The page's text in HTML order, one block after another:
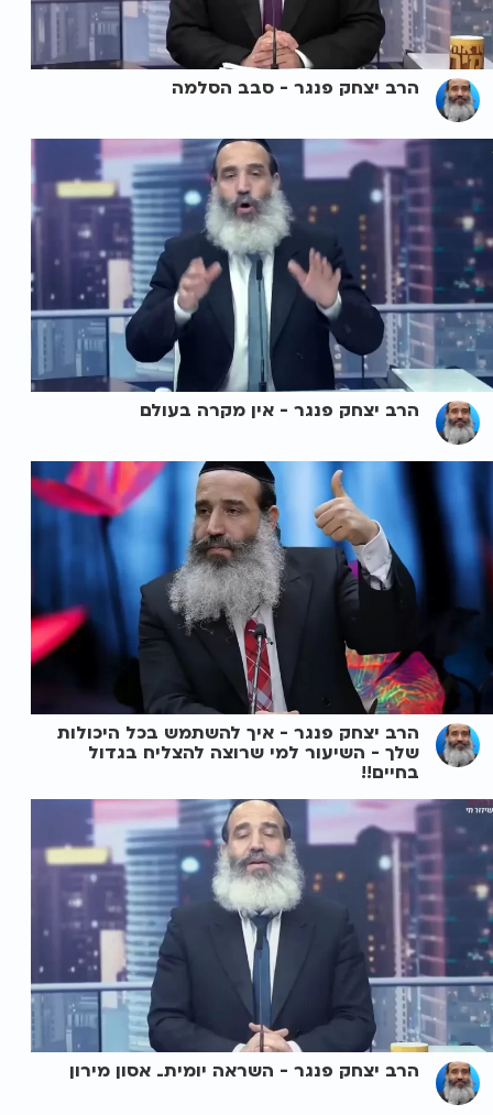
הרב יצחק פנגר - סבב הסלמה
הרב יצחק פנגר - אין מקרה בעולם
הרב יצחק פנגר - איך להשתמש בכל היכולות
שלך - השיעור למי שרוצה להצליח בגדול
בחיים!!
הרב יצחק פנגר - השראה יומית_ אסון מירון